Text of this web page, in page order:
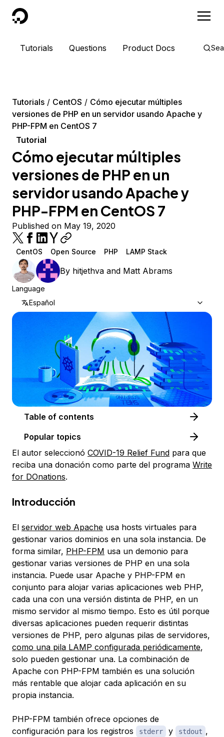
DigitalOcean
Tutorials Questions Product Docs
Tutorials CentOS
Cómo ejecutar múltiples
versiones de PHP en un servidor usando Apache y
PHP-FPM en CentOS 7
Tutorial
Cómo ejecutar múltiples
versiones de PHP en un
servidor usando Apache y
PHP-FPM en CentOS 7
Published on May 19, 2020
CentOS Open Source PHP LAMP Stack
By hitjethva and Matt Abrams
Language
Español
Table of contents
Popular topics
El autor seleccionó COVID-19 Relief Fund para que
reciba una donación como parte del programa Write
for DOnations.
Introducción
El servidor web Apache usa hosts virtuales para
gestionar varios dominios en una sola instancia. De
forma similar, PHP-FPM usa un demonio para
gestionar varias versiones de PHP en una sola
instancia. Puede usar Apache y PHP-FPM en
conjunto para alojar varias aplicaciones web PHP,
cada una con una versión distinta de PHP, en un
mismo servidor al mismo tiempo. Esto es útil porque
diversas aplicaciones pueden requerir distintas
versiones de PHP, pero algunas pilas de servidores,
como una pila LAMP configurada periódicamente,
solo pueden gestionar una. La combinación de
Apache con PHP-FPM también es una solución
más rentable que alojar cada aplicación en su
propia instancia.
PHP-FPM también ofrece opciones de
configuración para los registros
stderr y stdout ,